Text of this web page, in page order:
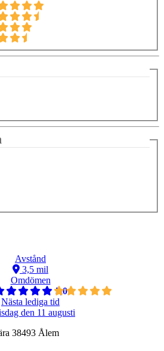
Avstånd
3,5 mil
Omdömen
5,0
Nästa lediga tid
den 11 augusti
38493 Ålem